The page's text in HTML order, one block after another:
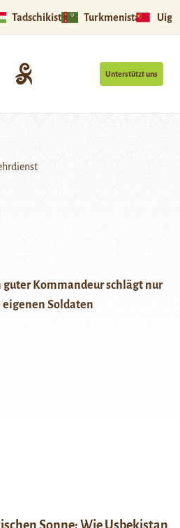
Tadschikistan Turkmenistan
Unterstützt uns
guter Kommandeur schlägt nur
eigenen Soldaten